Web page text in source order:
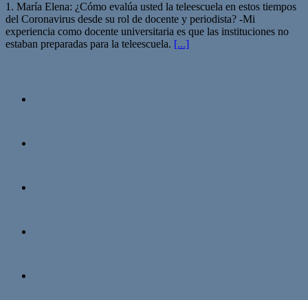
1. María Elena: ¿Cómo evalúa usted la teleescuela en estos tiempos
del Coronavirus desde su rol de docente y periodista? -Mi
experiencia como docente universitaria es que las instituciones no
estaban preparadas para la teleescuela. [...]